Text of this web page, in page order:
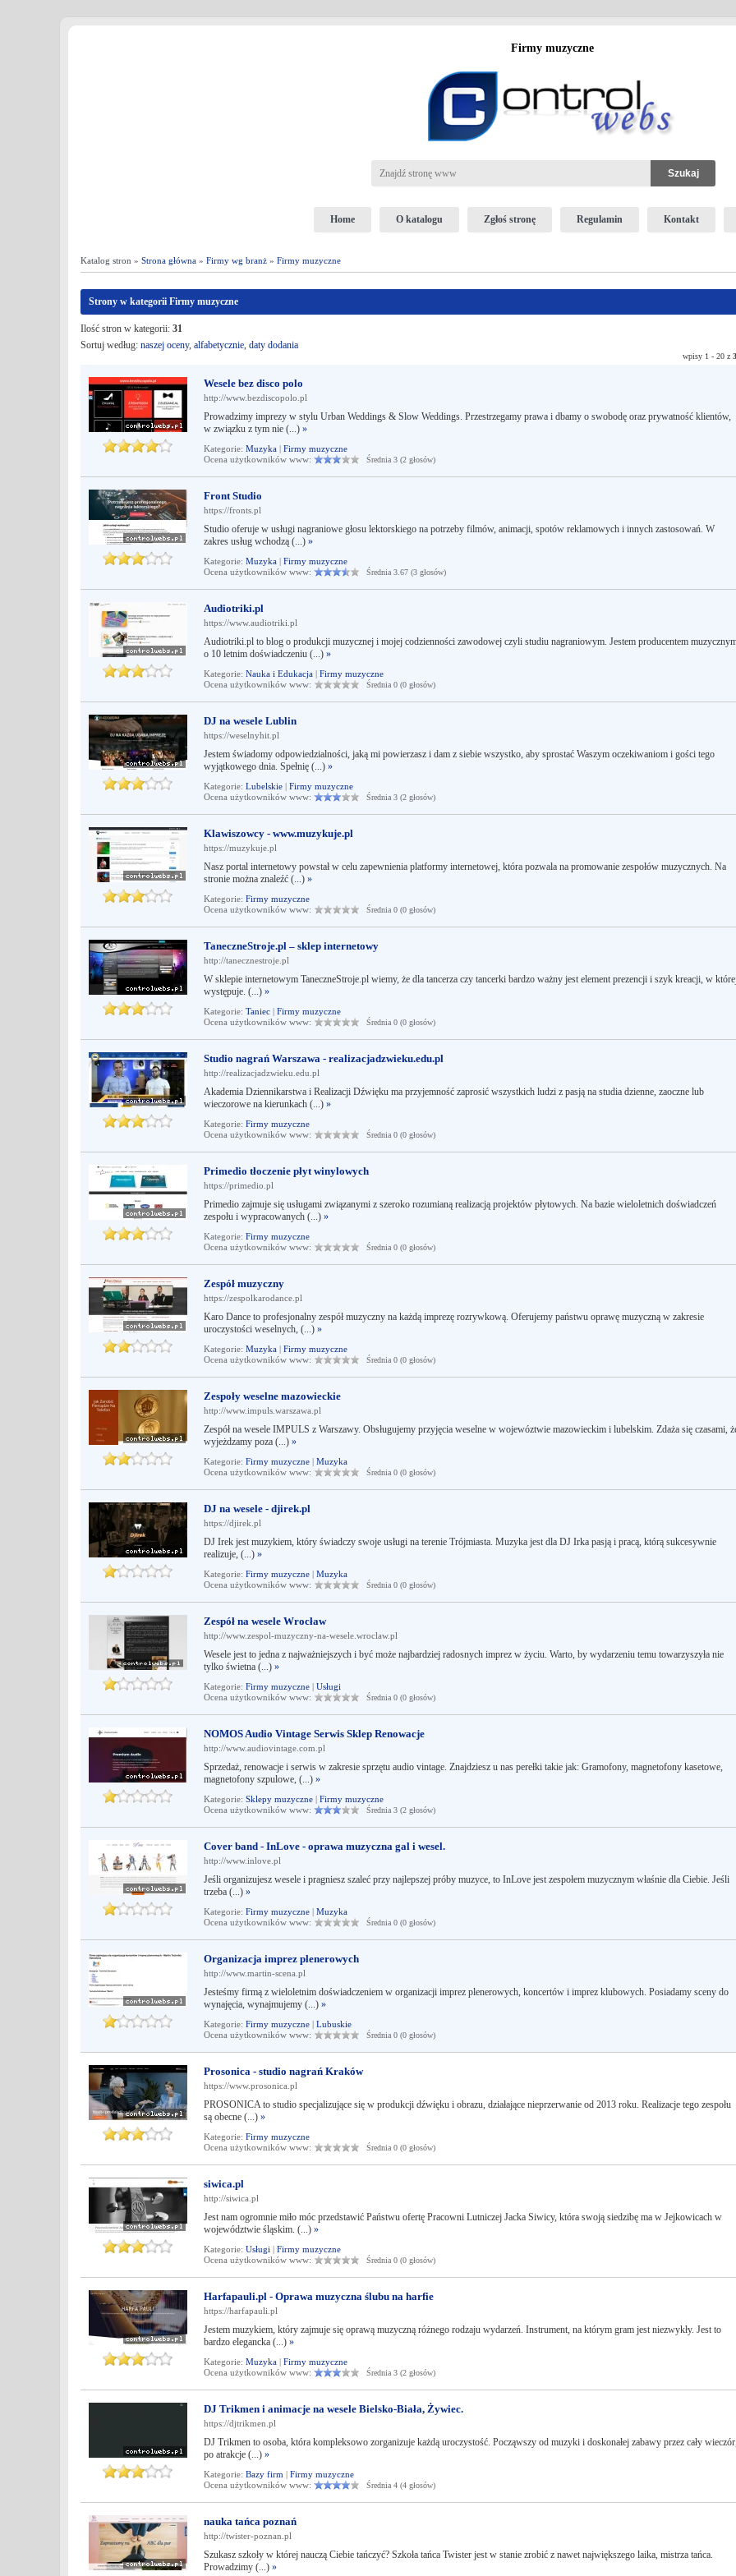
Firmy muzyczne
Home O katalogu Zgłoś stronę Regulamin Kontakt
Katalog stron » Strona główna » Firmy wg branż » Firmy muzyczne
Strony w kategorii Firmy muzyczne
Ilość stron w kategorii: 31
Sortuj według: naszej oceny, alfabetycznie, daty dodania
wpisy 1 - 20 z
Wesele bez disco polo
http://www.bezdiscopolo.pl
Prowadzimy imprezy w stylu Urban Weddings & Slow Weddings. Przestrzegamy prawa i dbamy o swobodę oraz prywatność klientów,
w związku z tym nie (...) »
Kategorie: Muzyka | Firmy muzyczne
Ocena użytkowników www:
Średnia 3 (2 głosów)
Front Studio
https://fronts.pl
Studio oferuje w usługi nagraniowe głosu lektorskiego na potrzeby filmów, animacji, spotów reklamowych i innych zastosowań. W
zakres usług wchodzą (...) »
Kategorie: Muzyka | Firmy muzyczne
Ocena użytkowników www:
Średnia 3.67 (3 głosów)
Audiotriki.pl
https://www.audiotriki.pl
Audiotriki.pl to blog o produkcji muzycznej i mojej codzienności zawodowej czyli studiu nagraniowym. Jestem producentem
o 10 letnim doświadczeniu (...) »
Kategorie: Nauka i Edukacja | Firmy muzyczne
Ocena użytkowników www:
Średnia 0 (0 głosów)
DJ na wesele Lublin
https://weselnyhit.pl
Jestem świadomy odpowiedzialności, jaką mi powierzasz i dam z siebie wszystko, aby sprostać Waszym oczekiwaniom i gości tego
wyjątkowego dnia. Spełnię (...) »
Kategorie: Lubelskie | Firmy muzyczne
Ocena użytkowników www:
Średnia 3 (2 głosów)
Klawiszowcy - www.muzykuje.pl
https://muzykuje.pl
Nasz portal internetowy powstał w celu zapewnienia platformy internetowej, która pozwala na promowanie zespołów muzycznych. Na
stronie można znaleźć (...) »
Kategorie: Firmy muzyczne
Ocena użytkowników www:
Średnia 0 (0 głosów)
TaneczneStroje.pl – sklep internetowy
http://tanecznestroje.pl
W sklepie internetowym TaneczneStroje.pl wiemy, że dla tancerza czy tancerki bardzo ważny jest element prezencji i szyk kreacji, w
występuje. (...) »
Kategorie: Taniec | Firmy muzyczne
Ocena użytkowników www:
Średnia 0 (0 głosów)
Studio nagrań Warszawa - realizacjadzwieku.edu.pl
http://realizacjadzwieku.edu.pl
Akademia Dziennikarstwa i Realizacji Dźwięku ma przyjemność zaprosić wszystkich ludzi z pasją na studia dzienne, zaoczne lub
wieczorowe na kierunkach (...) »
Kategorie: Firmy muzyczne
Ocena użytkowników www:
Średnia 0 (0 głosów)
Primedio tłoczenie płyt winylowych
https://primedio.pl
Primedio zajmuje się usługami związanymi z szeroko rozumianą realizacją projektów płytowych. Na bazie wieloletnich doświadczeń
zespołu i wypracowanych (...) »
Kategorie: Firmy muzyczne
Ocena użytkowników www:
Średnia 0 (0 głosów)
Zespół muzyczny
https://zespolkarodance.pl
Karo Dance to profesjonalny zespół muzyczny na każdą imprezę rozrywkową. Oferujemy państwu oprawę muzyczną w zakresie
uroczystości weselnych, (...) »
Kategorie: Muzyka | Firmy muzyczne
Ocena użytkowników www:
Średnia 0 (0 głosów)
Zespoły weselne mazowieckie
http://www.impuls.warszawa.pl
Zespół na wesele IMPULS z Warszawy. Obsługujemy przyjęcia weselne w wojewóztwie mazowieckim i lubelskim. Zdaża się czasami,
wyjeżdzamy poza (...) »
Kategorie: Firmy muzyczne | Muzyka
Ocena użytkowników www:
Średnia 0 (0 głosów)
DJ na wesele - djirek.pl
https://djirek.pl
DJ Irek jest muzykiem, który świadczy swoje usługi na terenie Trójmiasta. Muzyka jest dla DJ Irka pasją i pracą, którą sukcesywnie
realizuje, (...) »
Kategorie: Firmy muzyczne | Muzyka
Ocena użytkowników www:
Średnia 0 (0 głosów)
Zespół na wesele Wrocław
http://www.zespol-muzyczny-na-wesele.wroclaw.pl
Wesele jest to jedna z najważniejszych i być może najbardziej radosnych imprez w życiu. Warto, by wydarzeniu temu towarzyszyła nie
tylko świetna (...) »
Kategorie: Firmy muzyczne | Usługi
Ocena użytkowników www:
Średnia 0 (0 głosów)
NOMOS Audio Vintage Serwis Sklep Renowacje
http://www.audiovintage.com.pl
Sprzedaż, renowacje i serwis w zakresie sprzętu audio vintage. Znajdziesz u nas perełki takie jak: Gramofony, magnetofony kasetowe,
magnetofony szpulowe, (...) »
Kategorie: Sklepy muzyczne | Firmy muzyczne
Ocena użytkowników www:
Średnia 3 (2 głosów)
Cover band - InLove - oprawa muzyczna gal i wesel.
http://www.inlove.pl
Jeśli organizujesz wesele i pragniesz szaleć przy najlepszej próby muzyce, to InLove jest zespołem muzycznym właśnie dla Ciebie. Jeśli
trzeba (...) »
Kategorie: Firmy muzyczne | Muzyka
Ocena użytkowników www:
Średnia 0 (0 głosów)
Organizacja imprez plenerowych
http://www.martin-scena.pl
Jesteśmy firmą z wieloletnim doświadczeniem w organizacji imprez plenerowych, koncertów i imprez klubowych. Posiadamy sceny do
wynajęcia, wynajmujemy (...) »
Kategorie: Firmy muzyczne | Lubuskie
Ocena użytkowników www:
Średnia 0 (0 głosów)
Prosonica - studio nagrań Kraków
https://www.prosonica.pl
PROSONICA to studio specjalizujące się w produkcji dźwięku i obrazu, działające nieprzerwanie od 2013 roku. Realizacje tego zespołu
są obecne (...) »
Kategorie: Firmy muzyczne
Ocena użytkowników www:
Średnia 0 (0 głosów)
siwica.pl
http://siwica.pl
Jest nam ogromnie miło móc przedstawić Państwu ofertę Pracowni Lutniczej Jacka Siwicy, która swoją siedzibę ma w Jejkowicach w
województwie śląskim. (...) »
Kategorie: Usługi | Firmy muzyczne
Ocena użytkowników www:
Średnia 0 (0 głosów)
Harfapauli.pl - Oprawa muzyczna ślubu na harfie
https://harfapauli.pl
Jestem muzykiem, który zajmuje się oprawą muzyczną różnego rodzaju wydarzeń. Instrument, na którym gram jest niezwykły. Jest to
bardzo elegancka (...) »
Kategorie: Muzyka | Firmy muzyczne
Ocena użytkowników www:
Średnia 3 (2 głosów)
DJ Trikmen i animacje na wesele Bielsko-Biała, Żywiec.
https://djtrikmen.pl
DJ Trikmen to osoba, która kompleksowo zorganizuje każdą uroczystość. Począwszy od muzyki i doskonałej zabawy przez cały
po atrakcje (...) »
Kategorie: Bazy firm | Firmy muzyczne
Ocena użytkowników www:
Średnia 4 (4 głosów)
nauka tańca poznań
http://twister-poznan.pl
Szukasz szkoły w której nauczą Ciebie tańczyć? Szkoła tańca Twister jest w stanie zrobić z nawet największego laika, mistrza tańca.
Prowadzimy (...) »